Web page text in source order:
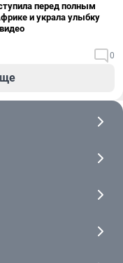
перед полным
и украла улыбку
0